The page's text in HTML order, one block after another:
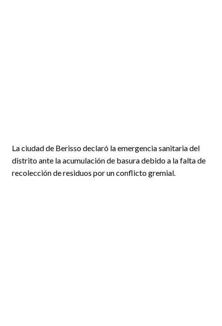
La ciudad de Berisso declaró la emergencia sanitaria del
distrito ante la acumulación de basura debido a la falta de
recolección de residuos por un conflicto gremial.